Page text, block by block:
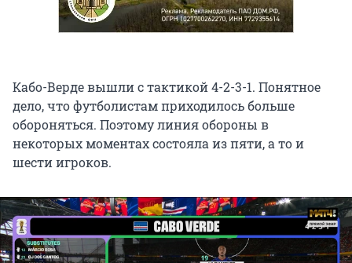
Кабо-Верде вышли с тактикой 4-2-3-1. Понятное
дело, что футболистам приходилось больше
обороняться. Поэтому линия обороны в
некоторых моментах состояла из пяти, а то и
шести игроков.